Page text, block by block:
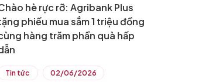
hè rực rỡ: Agribank Plus
phiếu mua sắm 1 triệu đồng
hàng trăm phần quà hấp
Tin tức 02/06/2026